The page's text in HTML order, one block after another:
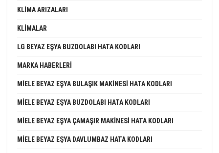
KLIMA ARIZALARI
KLIMALAR
LG BEYAZ EŞYA BUZDOLABI HATA KODLARI
MARKA HABERLERI
MIELE BEYAZ EŞYA BULAŞIK MAKINESI HATA KODLARI
MIELE BEYAZ EŞYA BUZDOLABI HATA KODLARI
MIELE BEYAZ EŞYA ÇAMAŞIR MAKINESI HATA KODLARI
MIELE BEYAZ EŞYA DAVLUMBAZ HATA KODLARI